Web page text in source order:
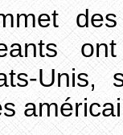
Unis,